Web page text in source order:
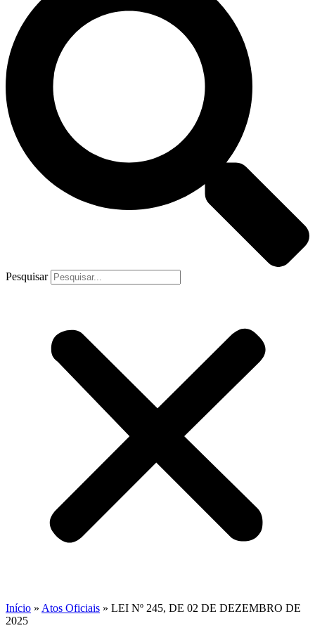
Pesquisar
Início » Atos Oficiais » LEI Nº 245, DE 02 DE DEZEMBRO DE
2025